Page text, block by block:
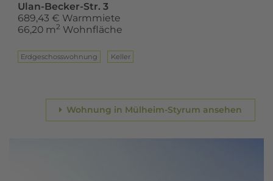
Ulan-Becker-Str. 3
689,43 € Warmmiete
66,20 m2 Wohnfläche
Erd­ge­schoss­woh­nung Keller
Wohnung in Mülheim-Styrum ansehen